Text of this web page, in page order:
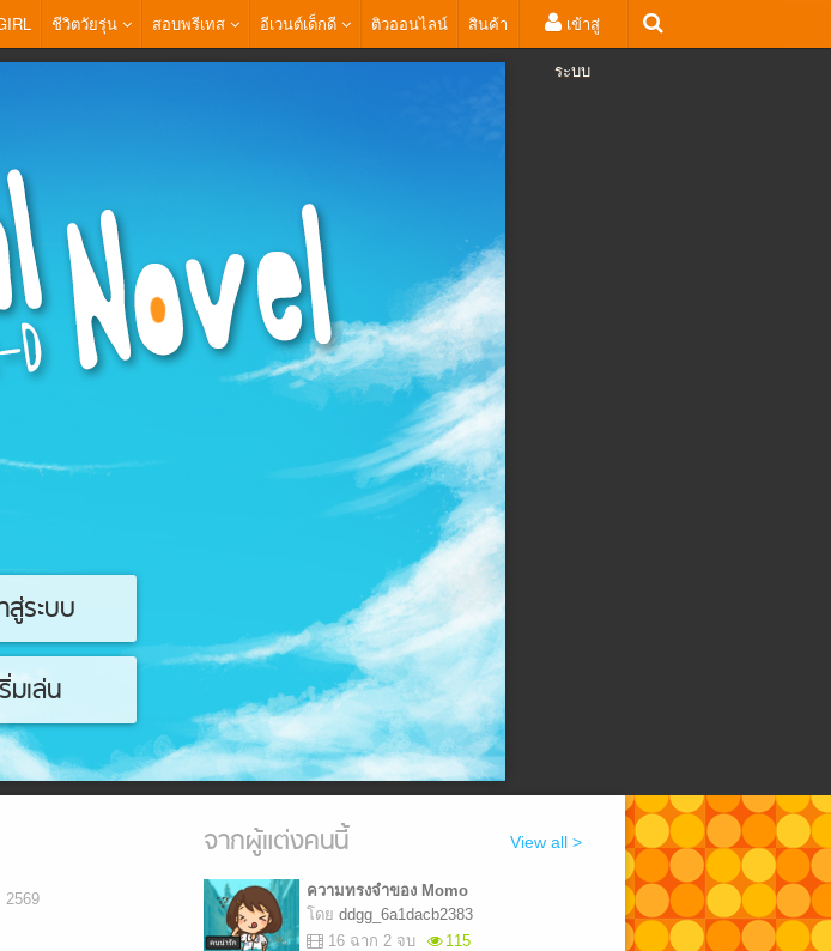
ชีวิตวัยรุ่น สอบพรีเทส อีเวนต์เด็กดี ติวออนไลน์ สินค้า เข้าสู่
ระบบ
สู่ระบบ
มเล่น
2569
จากผู้แต่งคนนี้ View all >
ความทรงจําของ Momo
โดย ddgg_6a1dacb2383
16 ฉาก 2 จบ
115